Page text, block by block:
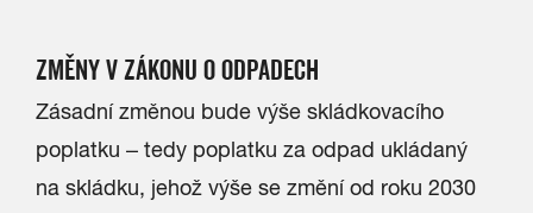
ZMĚNY V ZÁKONU O ODPADECH
Zásadní změnou bude výše skládkovacího
poplatku – tedy poplatku za odpad ukládaný
na skládku, jehož výše se změní od roku 2030